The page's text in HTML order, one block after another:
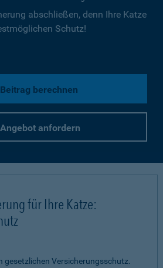
abschließen, denn Ihre Katze
Schutz!
Beitrag berechnen
Angebot anfordern
für Ihre Katze:
gesetzlichen Versicherungsschutz.